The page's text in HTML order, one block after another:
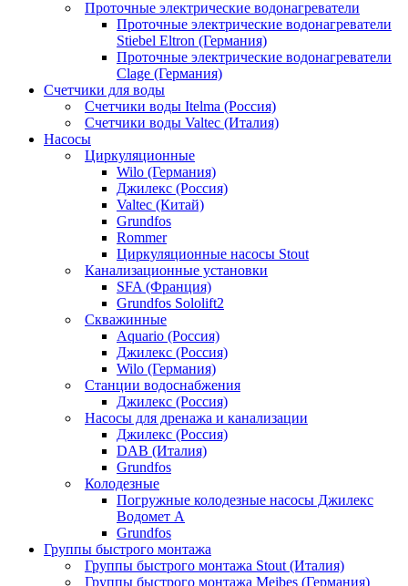
Проточные электрические водонагреватели
Проточные электрические водонагреватели
Stiebel Eltron (Германия)
Проточные электрические водонагреватели
Clage (Германия)
Счетчики для воды
Счетчики воды Itelma (Россия)
Счетчики воды Valtec (Италия)
Насосы
Циркуляционные
Wilo (Германия)
Джилекс (Россия)
Valtec (Китай)
Grundfos
Rommer
Циркуляционные насосы Stout
Канализационные установки
SFA (Франция)
Grundfos Sololift2
Скважинные
Aquario (Россия)
Джилекс (Россия)
Wilo (Германия)
Станции водоснабжения
Джилекс (Россия)
Насосы для дренажа и канализации
Джилекс (Россия)
DAB (Италия)
Grundfos
Колодезные
Погружные колодезные насосы Джилекс
Водомет А
Grundfos
Группы быстрого монтажа
Группы быстрого монтажа Stout (Италия)
Группы быстрого монтажа Meibes (Германия)